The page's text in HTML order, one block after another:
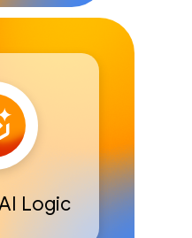
Logic